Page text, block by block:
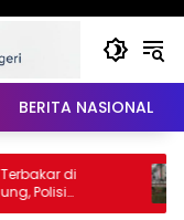
BERITA NASIONAL
di
Bakar